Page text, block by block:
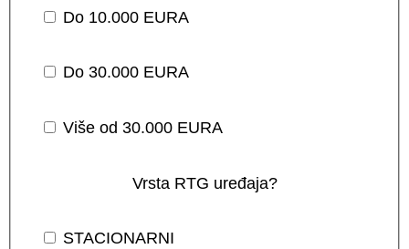
Do 10.000 EURA
Do 30.000 EURA
Više od 30.000 EURA
Vrsta RTG uređaja?
STACIONARNI